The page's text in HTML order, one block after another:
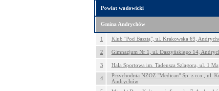
Powiat wadowicki
Gmina Andrychów
1 Klub "Pod Basztą", ul. Krakowska 69,
2 Gimnazjum Nr 1, ul. Daszyńskiego 14,
3 Hala Sportowa im. Tadeusza Szlagora, ul. 1
4
Przychodnia NZOZ "Medican" Sp. z o.o., ul.
Andrychów